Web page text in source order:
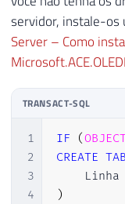
servidor, instale-
Server – Como
TRANSACT-SQL
1
2
3
4
IF (
CREATE
    Linha
)